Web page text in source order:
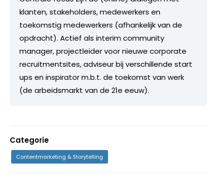
klanten, stakeholders, medewerkers en
toekomstig medewerkers (afhankelijk van de
opdracht). Actief als interim community
manager, projectleider voor nieuwe corporate
recruitmentsites, adviseur bij verschillende start
ups en inspirator m.b.t. de toekomst van werk
(de arbeidsmarkt van de 21e eeuw).
Categorie
Contentmarketing & Storytelling